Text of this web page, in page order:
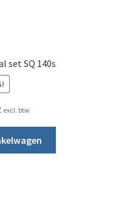
set SQ 140s
prijs was: €289,26.
Huidige prijs is: €269,42.
excl. btw